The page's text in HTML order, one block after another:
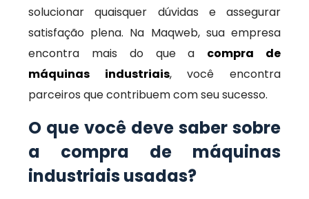
solucionar quaisquer dúvidas e assegurar
satisfação plena. Na Maqweb, sua empresa
encontra mais do que a compra de
máquinas industriais, você encontra
parceiros que contribuem com seu sucesso.
O que você deve saber sobre
a compra de máquinas
industriais usadas?